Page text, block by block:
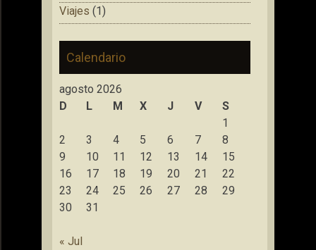
Viajes (1)
Calendario
agosto 2026
D
L M X J V
S
1
2
3 4 5 6 7
8
9
10 11 12 13 14
15
16
17 18 19 20 21
22
23
24 25 26 27 28
29
30
31
« Jul